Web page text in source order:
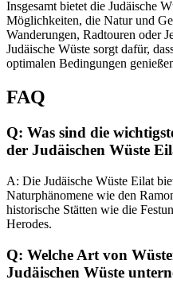
Insgesamt bietet die Judäische
Möglichkeiten, die Natur und
Wanderungen, Radtouren oder
Judäische Wüste sorgt dafür,
optimalen Bedingungen
FAQ
Q: Was sind die
der Judäischen Wüste
A: Die Judäische Wüste Eilat
Naturphänomene wie den
historische Stätten wie die
Herodes.
Q: Welche Art von
Judäischen Wüste